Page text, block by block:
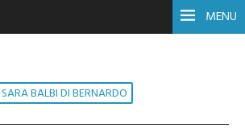
MENU
SARA BALBI DI BERNARDO